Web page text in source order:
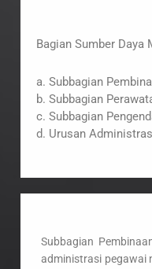
Bagian Sumber Daya
a. Subbagian
b. Subbagian
c. Subbagian
d. Urusan
Subbagian
administrasi pegawai